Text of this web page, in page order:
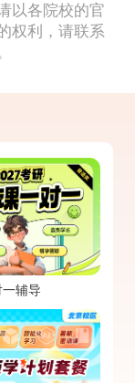
以各院校的官
权利，请联系
辅导